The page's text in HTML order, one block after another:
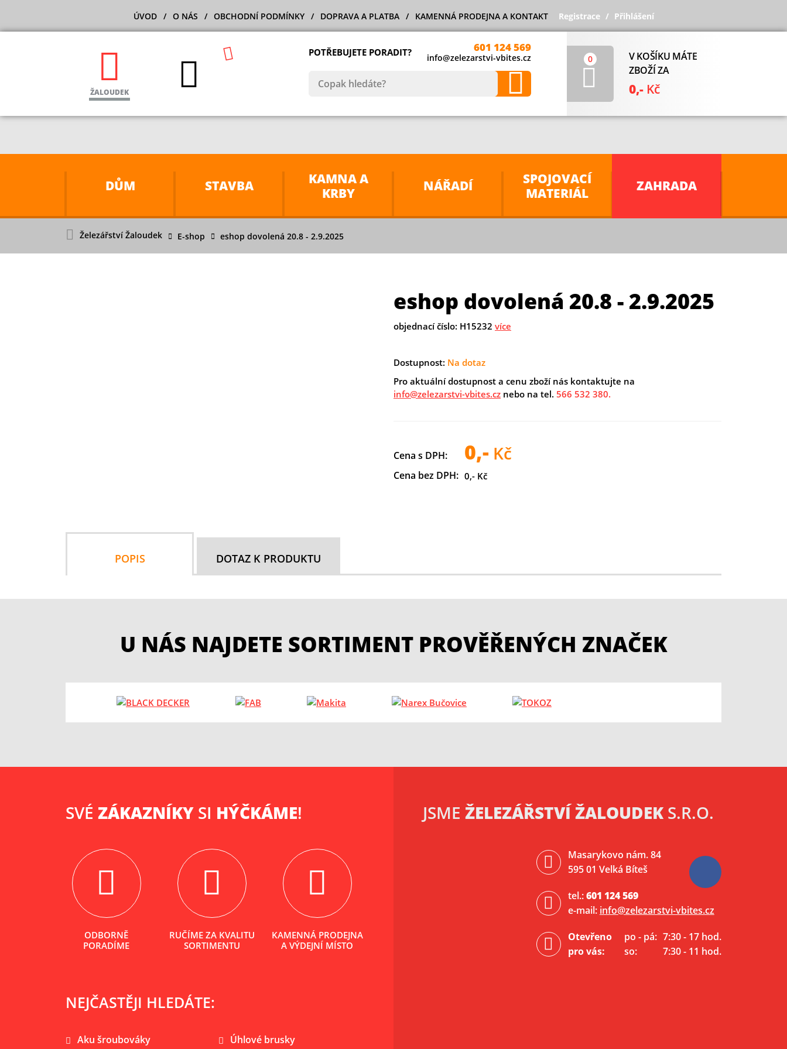
ÚVOD O NÁS OBCHODNÍ PODMÍNKY DOPRAVA A PLATBA KAMENNÁ PRODEJNA A KONTAKT Registrace Přihlášení
ŽALOUDEK
POTŘEBUJETE PORADIT? 601 124 569
info@zelezarstvi-vbites.cz
V KOŠÍKU MÁTE
ZBOŽÍ ZA
0,- Kč
0
DŮM STAVBA
KAMNA A
KRBY
NÁŘADÍ
SPOJOVACÍ
MATERIÁL
ZAHRADA
Železářství Žaloudek E-shop eshop dovolená 20.8 - 2.9.2025
eshop dovolená 20.8 - 2.9.2025
objednací číslo: H15232 více
Dostupnost: Na dotaz
Pro aktuální dostupnost a cenu zboží nás kontaktujte na
info@zelezarstvi-vbites.cz nebo na tel. 566 532 380.
Cena s DPH: 0,-Kč
Cena bez DPH: 0,- Kč
POPIS DOTAZ K PRODUKTU
U NÁS NAJDETE SORTIMENT PROVĚŘENÝCH ZNAČEK
SVÉ ZÁKAZNÍKY SI HÝČKÁME!
ODBORNĚ
PORADÍME
RUČÍME ZA KVALITU
SORTIMENTU
KAMENNÁ PRODEJNA
A VÝDEJNÍ MÍSTO
JSME ŽELEZÁŘSTVÍ ŽALOUDEK S.R.O.
Masarykovo nám. 84
595 01 Velká Bíteš
tel.:601 124 569
e-mail: info@zelezarstvi-vbites.cz
Otevřeno
pro vás:
po - pá: 7:30 - 17 hod.
so:
7:30 - 11 hod.
NEJČASTĚJI HLEDÁTE:
Aku šroubováky Úhlové brusky